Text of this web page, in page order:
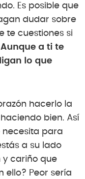
Es posible que
dudar sobre
te cuestiones si
Aunque a ti te
lo que
hacerlo la
bien. Así
necesita para
a su lado
y cariño que
ello? Peor sería